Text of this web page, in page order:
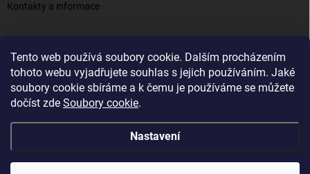
Tento web používá soubory cookie. Dalším procházením
tohoto webu vyjadřujete souhlas s jejich používáním. Jaké
soubory cookie sbíráme a k čemu je používáme se můžete
dočíst zde Soubory cookie.
Nastavení
Kontakty a informace
Elenys.cz - šperky, kterým věříte už od roku 2016
Vytvořil Shoptet